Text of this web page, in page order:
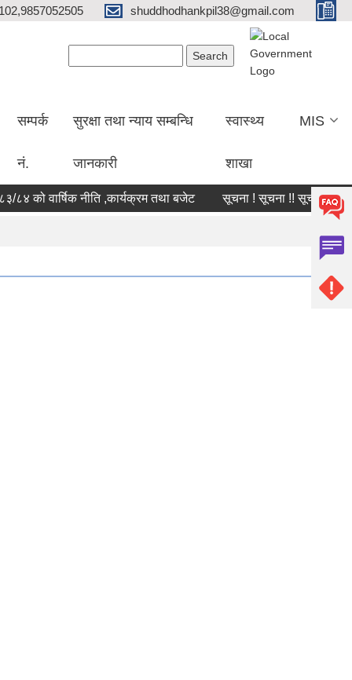
shuddhodhankpil38@gmail.com
सम्पर्क
नं.
सुरक्षा तथा न्याय सम्बन्धि
जानकारी
स्वास्थ्य
शाखा
MIS
को वार्षिक नीति ,कार्यक्रम तथा बजेट सूचना ! सूचना !! सूचना !!!